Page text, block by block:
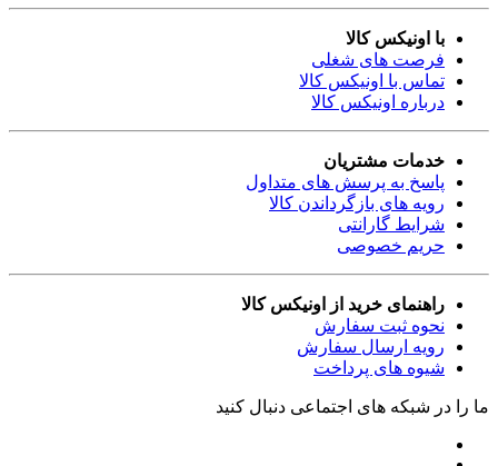
با اونیکس کالا
فرصت های شغلی
تماس با اونیکس کالا
درباره اونیکس کالا
خدمات مشتریان
پاسخ به پرسش های متداول
رویه های بازگرداندن کالا
شرایط گارانتی
حریم خصوصی
راهنمای خرید از اونیکس کالا
نحوه ثبت سفارش
رویه ارسال سفارش
شیوه های پرداخت
ما را در شبکه های اجتماعی دنبال کنید